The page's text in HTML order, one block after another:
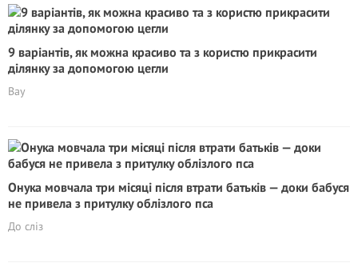
9 варіантів, як можна красиво та з користю прикрасити
ділянку за допомогою цегли
Вау
Онука мовчала три місяці після втрати батьків — доки бабуся
не привела з притулку облізлого пса
До сліз